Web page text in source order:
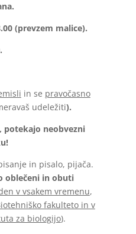
(prevzem malice).
in se pravočasno
udeležiti).
potekajo neobvezni
in pisalo, pijača.
oblečeni in obuti
v vsakem vremenu,
fakulteto in v
za biologijo).